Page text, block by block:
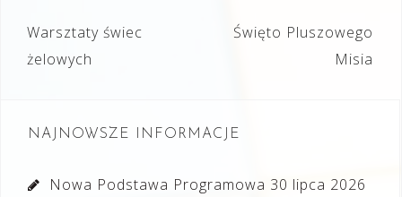
Nawigacja
wpisu
Warsztaty świec
żelowych
Święto Pluszowego
Misia
NAJNOWSZE INFORMACJE
Nowa Podstawa Programowa 30 lipca 2026